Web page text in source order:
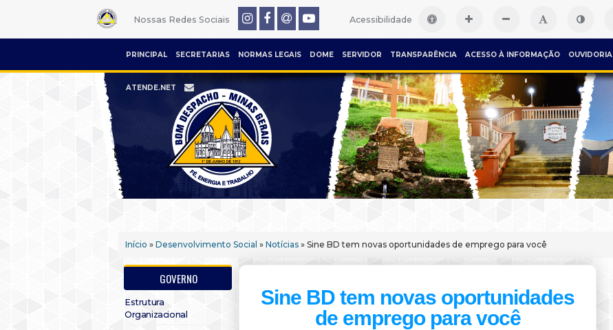
Nossas Redes Sociais Acessibilidade
PRINCIPAL SECRETARIAS NORMAS LEGAIS DOME SERVIDOR TRANSPARÊNCIA ACESSO À INFORMAÇÃO OUVIDORIA
ATENDE.NET
Início » Desenvolvimento Social » Notícias » Sine BD tem novas oportunidades de emprego para você
GOVERNO
Estrutura
Organizacional
Sine BD tem novas oportunidades
de emprego para você